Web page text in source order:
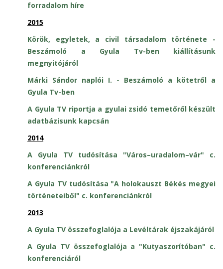
forradalom híre
2015
Körök, egyletek, a civil társadalom története -
Beszámoló a Gyula Tv-ben kiállításunk
megnyitójáról
Márki Sándor naplói I. - Beszámoló a kötetről a
Gyula Tv-ben
A Gyula TV riportja a gyulai zsidó temetőről készült
adatbázisunk kapcsán
2014
A Gyula TV tudósítása "Város–uradalom–vár" c.
konferenciánkról
A Gyula TV tudósítása "A holokauszt Békés megyei
történeteiből" c. konferenciánkról
2013
A Gyula TV összefoglalója a Levéltárak éjszakájáról
A Gyula TV összefoglalója a "Kutyaszorítóban" c.
konferenciáról